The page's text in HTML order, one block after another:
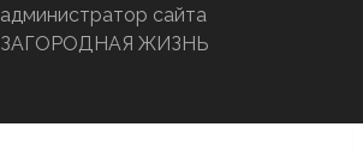
администратор сайта
ЗАГОРОДНАЯ ЖИЗНЬ